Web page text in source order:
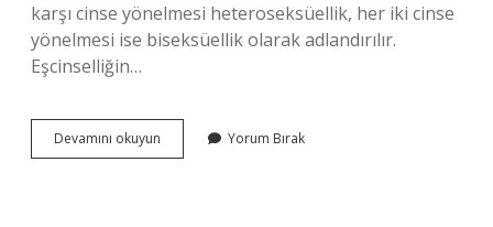
karşı cinse yönelmesi heteroseksüellik, her iki cinse
yönelmesi ise biseksüellik olarak adlandırılır.
Eşcinselliğin…
Devamını okuyun
Iki
Yorum Bırak